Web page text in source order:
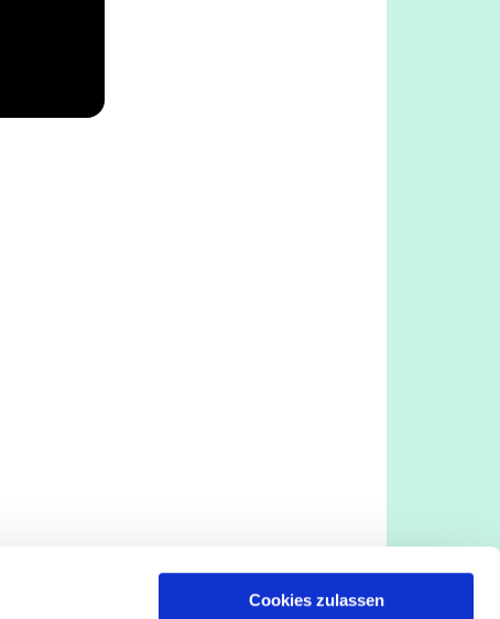
Cookies zulassen